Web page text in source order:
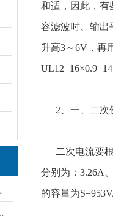
和适，因此，有
容滤波时、输出
升高3～6V，再
2、一、二次
二次电流要根
分别为：3.26A
的容量为